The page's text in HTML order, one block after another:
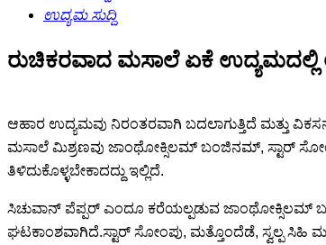
ಉದ್ಯಮ ಸುದ್ದಿ
ರುಚಿಕರವಾದ ಮಸಾಲೆ ಏಕೆ ಉದ್ಯಮದಲ್ಲಿ
ಆಹಾರ ಉದ್ಯಮವು ನಿರಂತರವಾಗಿ ಬದಲಾಗುತ್ತಿದೆ ಮತ್ತು
ಮಸಾಲೆ ಮಿಶ್ರಣವು ಜಾಂಥೋಕ್ಸಿಲಮ್ ಬಂಜಿನಮ್, ಸ್ಟಾರ್
ತಿಳಿದುಕೊಳ್ಳಬೇಕಾದದ್ದು ಇಲ್ಲಿದೆ.
ಸಿಚುವಾನ್ ಪೆಪ್ಪರ್ ಎಂದೂ ಕರೆಯಲ್ಪಡುವ ಜಾಂಥೋಕ್ಸಿಲಮ್
ಘಟಕಾಂಶವಾಗಿದೆ.ಸ್ಟಾರ್ ಸೋಂಪು, ಮತ್ತೊಂದೆಡೆ, ಸ್ವಲ್ಪ ಸಿಹಿ